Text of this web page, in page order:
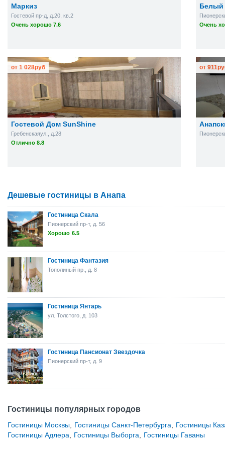
Маркиз
Гостевой пр-д, д.20, кв.2
Очень хорошо 7.6
Белый
Очень
Гостевой Дом SunShine
Гребенскаяул., д.28
Отлично 8.8
от 1 028руб от 911
Дешевые гостиницы в Анапа
Гостиница Скала
Пионерский пр-т, д. 56
Хорошо 6.5
Гостиница Фантазия
Тополиный пр., д. 8
Гостиница Янтарь
ул. Толстого, д. 103
Гостиница Пансионат Звездочка
Пионерский пр-т, д. 9
Гостиницы популярных городов
Гостиницы Москвы Гостиницы Санкт-Петербурга
Гостиницы
Гостиницы Адлера
Гостиницы Выборга Гостиницы Гаваны